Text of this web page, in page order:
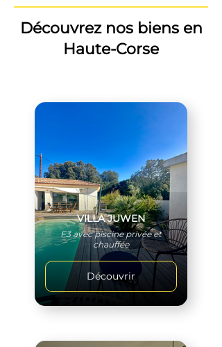
Découvrez nos biens en
Haute-Corse
VILLA JUWEN
F3 avec piscine privée et
chauffée
Découvrir